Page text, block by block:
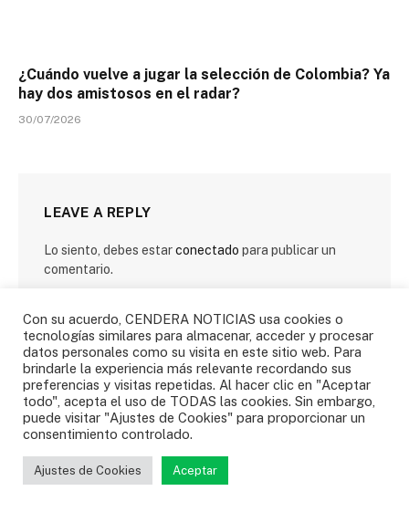
¿Cuándo vuelve a jugar la selección de Colombia? Ya
hay dos amistosos en el radar?
30/07/2026
LEAVE A REPLY
Lo siento, debes estarconectado para publicar un
comentario.
SIGUENOS
Facebook
Con su acuerdo, CENDERA NOTICIAS usa cookies o
tecnologías similares para almacenar, acceder y procesar
datos personales como su visita en este sitio web. Para
brindarle la experiencia más relevante recordando sus
preferencias y visitas repetidas. Al hacer clic en "Aceptar
todo", acepta el uso de TODAS las cookies. Sin embargo,
puede visitar "Ajustes de Cookies" para proporcionar un
consentimiento controlado.
Ajustes de Cookies Aceptar